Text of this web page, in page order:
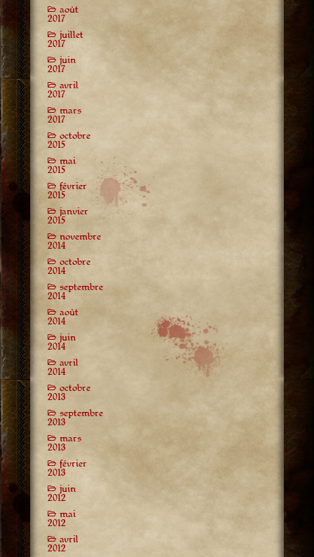
août
2017
juillet
2017
juin
2017
avril
2017
mars
2017
octobre
2015
mai
2015
février
2015
janvier
2015
novembre
2014
octobre
2014
septembre
2014
août
2014
juin
2014
avril
2014
octobre
2013
septembre
2013
mars
2013
février
2013
juin
2012
mai
2012
avril
2012